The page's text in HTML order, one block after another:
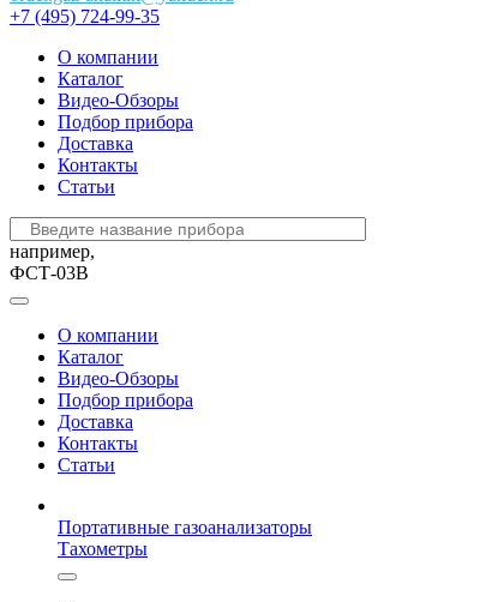
+7 (495) 724-99-35
О компании
Каталог
Видео-Обзоры
Подбор прибора
Доставка
Контакты
Статьи
например,
ФСТ-03В
О компании
Каталог
Видео-Обзоры
Подбор прибора
Доставка
Контакты
Статьи
Портативные газоанализаторы
Тахометры